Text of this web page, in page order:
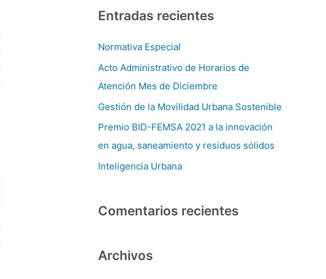
c
a
r
:
Entradas recientes
Normativa Especial
Acto Administrativo de Horarios de
Atención Mes de Diciembre
Gestión de la Movilidad Urbana Sostenible
Premio BID-FEMSA 2021 a la innovación
en agua, saneamiento y residuos sólidos
Inteligencia Urbana
Comentarios recientes
Archivos